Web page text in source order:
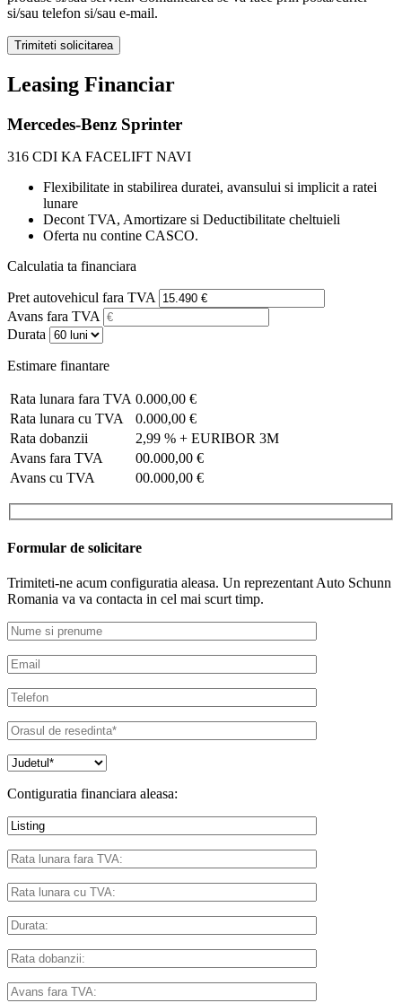
si/sau telefon si/sau e-mail.
Leasing Financiar
Mercedes-Benz Sprinter
316 CDI KA FACELIFT NAVI
Flexibilitate in stabilirea duratei, avansului si implicit a ratei
lunare
Decont TVA, Amortizare si Deductibilitate cheltuieli
Oferta nu contine CASCO.
Calculatia ta financiara
Pret autovehicul fara TVA
Avans fara TVA
Durata
Estimare finantare
Rata lunara fara TVA 0.000,00 €
Rata lunara cu TVA
0.000,00 €
Rata dobanzii
2,99 % + EURIBOR 3M
Avans fara TVA
00.000,00 €
Avans cu TVA
00.000,00 €
Formular de solicitare
Trimiteti-ne acum configuratia aleasa. Un reprezentant Auto Schunn
Romania va va contacta in cel mai scurt timp.
Contiguratia financiara aleasa: